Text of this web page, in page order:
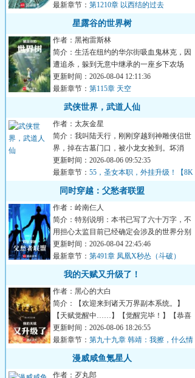
最新章节： 第1210章 以西结的过去
星露谷的世界树
作者：黑袍雷斯林
简介：生活在纽约的华尔街吸血鬼林克，因
遭追杀，躲到无意中继承的一座乡下农场
内。他在这里更换身份，换...
更新时间：2026-08-04 12:11:36
最新章节： 第115章 天空
武侠世界，武道人仙
作者：太灰金星
简介：我叫陆天行，刚刚穿越到神雕侠侣世
界，掉在古墓门口，被小龙女捡到。坏消
息：穿越时身体变异，无法...
更新时间：2026-08-06 09:52:35
最新章节： 55，圣女本职，外挂升级！【8K
求月票！】
同时穿越：父愁者联盟
作者：岭南仨人
简介：特别说明：本书已写了六十万字，不
用担心太监目前已经确定会涉及的世界分别
是《海贼》、《斗破》、...
更新时间：2026-08-04 22:45:46
最新章节： 第491章 凤凰X秒怂（斗破）
我的天赋又升级了！
作者：黑心的大白
简介：【欢迎来到诸天万界副本系统。】
【天赋觉醒中……】【觉醒完毕！】【恭喜
您，觉醒了X级本命天赋：...
更新时间：2026-08-06 18:26:55
最新章节： 第九十九章 韩靖：我擦，什么情
况？（五更求票）
漫威咸鱼氪星人
作者：歹丸郎